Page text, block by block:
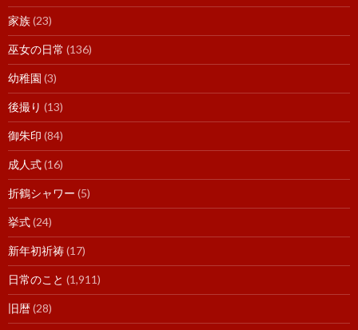
家族(23)
巫女の日常 (136)
幼稚園 (3)
後撮り (13)
御朱印 (84)
成人式(16)
折鶴シャワー (5)
挙式(24)
新年初祈祷(17)
日常のこと (1,911)
旧暦(28)